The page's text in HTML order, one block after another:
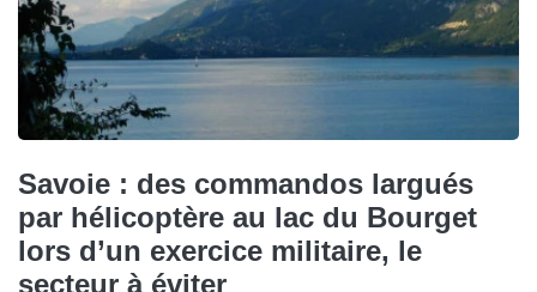
Savoie : des commandos largués
par hélicoptère au lac du Bourget
lors d’un exercice militaire, le
secteur à éviter